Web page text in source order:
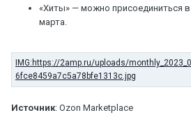
«Хиты» — можно присоединиться
марта.
Источник: Ozon Marketplace